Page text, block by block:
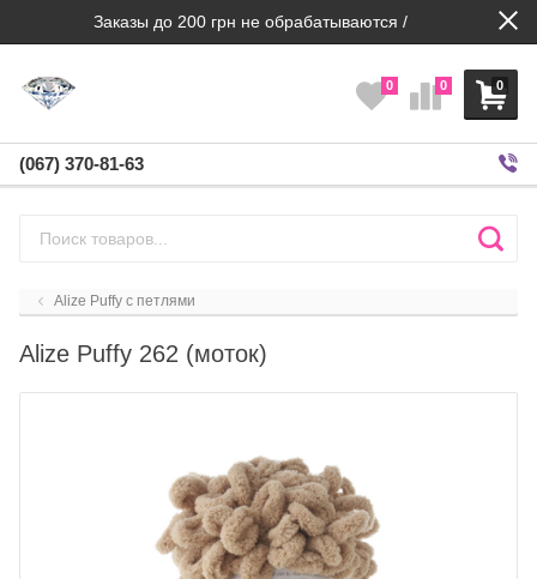
Заказы до 200 грн не обрабатываются /
0
0 0
(067) 370-81-63
Alize Puffy с петлями
Alize Puffy 262 (моток)